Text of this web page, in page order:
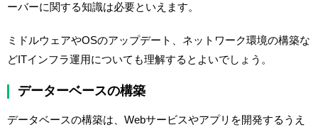
ーバーに関する知識は必要といえます。
ミドルウェアやOSのアップデート、ネットワーク環境の構築な
どITインフラ運用についても理解するとよいでしょう。
データーベースの構築
データベースの構築は、Webサービスやアプリを開発するうえ